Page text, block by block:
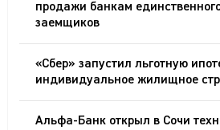
продажи банкам
заемщиков
«Сбер» запустил льготную
индивидуальное жилищное
Альфа-Банк открыл в Сочи